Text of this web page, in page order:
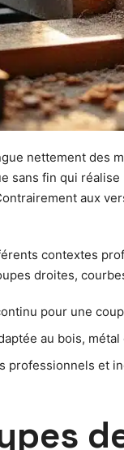
nettement des
sans fin qui
aux
contextes
droites,
pour une
au bois,
professionnels et